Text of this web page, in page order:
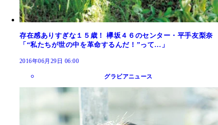
存在感ありすぎな１５歳！ 欅坂４６のセンター・平手友梨奈
「“私たちが世の中を革命するんだ！”って…」
2016年06月29日 06:00
グラビアニュース